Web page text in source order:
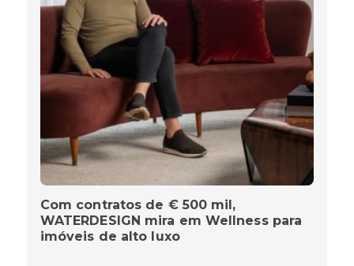
Com contratos de € 500 mil,
WATERDESIGN mira em Wellness para
imóveis de alto luxo